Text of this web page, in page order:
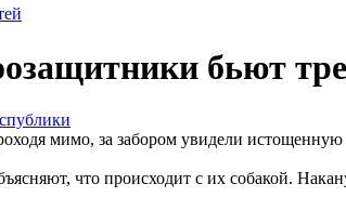
бьют
мимо, за забором увидели истощенную
что происходит с их собакой.